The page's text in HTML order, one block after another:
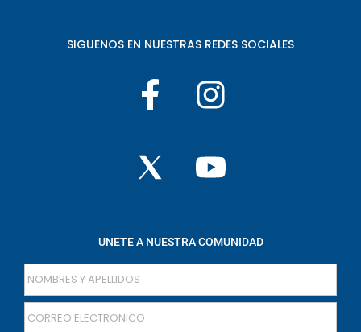
SIGUENOS EN NUESTRAS REDES SOCIALES
UNETE A NUESTRA COMUNIDAD